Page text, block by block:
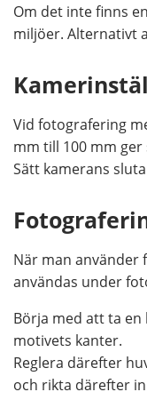
Om det inte finns
miljöer. Alternativt
Vid fotografering
mm till 100 mm
Sätt kamerans
När man använder
användas under
Börja med att ta
motivets kanter.
Reglera därefter
och rikta därefter